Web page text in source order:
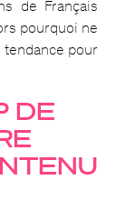
de Français
pourquoi ne
pour
DE